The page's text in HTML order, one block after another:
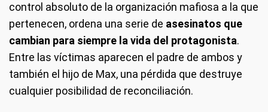
control absoluto de la organización mafiosa a la que
pertenecen, ordena una serie de asesinatos que
cambian para siempre la vida del protagonista.
Entre las víctimas aparecen el padre de ambos y
también el hijo de Max, una pérdida que destruye
cualquier posibilidad de reconciliación.